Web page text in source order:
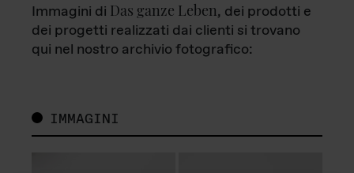
Immagini di Das ganze Leben, dei prodotti e
dei progetti realizzati dai clienti si trovano
qui nel nostro archivio fotografico:
IMMAGINI